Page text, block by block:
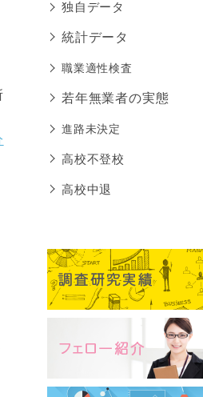
独自データ
統計データ
職業適性検査
若年無業者の実態
進路未決定
高校不登校
高校中退